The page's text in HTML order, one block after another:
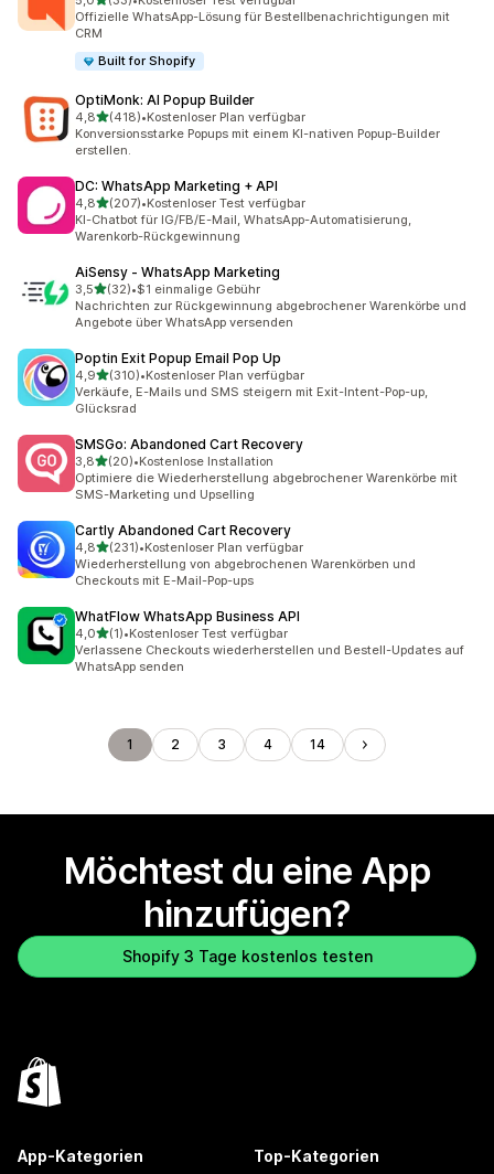
33 Rezensionen insgesamt
Offizielle WhatsApp-Lösung für Bestellbenachrichtigungen mit
CRM
Built for Shopify
OptiMonk: AI Popup Builder
4,8von 5 Sternen
(418)
418 Rezensionen insgesamt
•Kostenloser Plan verfügbar
Konversionsstarke Popups mit einem KI-nativen Popup-Builder
erstellen.
DC: WhatsApp Marketing + API
4,8von 5 Sternen
(207)
207 Rezensionen insgesamt
•Kostenloser Test verfügbar
KI-Chatbot für IG/FB/E-Mail, WhatsApp-Automatisierung,
Warenkorb-Rückgewinnung
AiSensy ‑ WhatsApp Marketing
3,5von 5 Sternen
(32)
32 Rezensionen insgesamt
•$1 einmalige Gebühr
Nachrichten zur Rückgewinnung abgebrochener Warenkörbe und
Angebote über WhatsApp versenden
Poptin Exit Popup Email Pop Up
4,9von 5 Sternen
(310)
310 Rezensionen insgesamt
•Kostenloser Plan verfügbar
Verkäufe, E-Mails und SMS steigern mit Exit-Intent-Pop-up,
Glücksrad
SMSGo: Abandoned Cart Recovery
3,8von 5 Sternen
(20)
20 Rezensionen insgesamt
•Kostenlose Installation
Optimiere die Wiederherstellung abgebrochener Warenkörbe mit
SMS-Marketing und Upselling
Cartly Abandoned Cart Recovery
4,8von 5 Sternen
(231)
231 Rezensionen insgesamt
•Kostenloser Plan verfügbar
Wiederherstellung von abgebrochenen Warenkörben und
Checkouts mit E-Mail-Pop-ups
WhatFlow WhatsApp Business API
4,0von 5 Sternen
(1)
1 Rezensionen insgesamt
•Kostenloser Test verfügbar
Verlassene Checkouts wiederherstellen und Bestell-Updates auf
WhatsApp senden
1 2 3 4 14
Möchtest du eine App
hinzufügen?
Shopify 3 Tage kostenlos testen
App-Kategorien Top-Kategorien